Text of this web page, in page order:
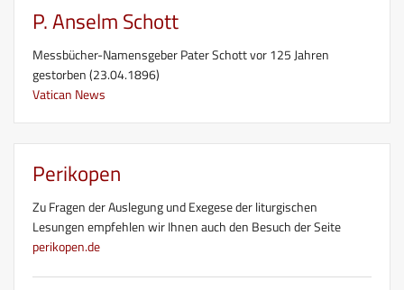
P. Anselm Schott
Messbücher-Namensgeber Pater Schott vor 125 Jahren
gestorben (23.04.1896)
Vatican News
Perikopen
Zu Fragen der Auslegung und Exegese der liturgischen
Lesungen empfehlen wir Ihnen auch den Besuch der Seite
perikopen.de